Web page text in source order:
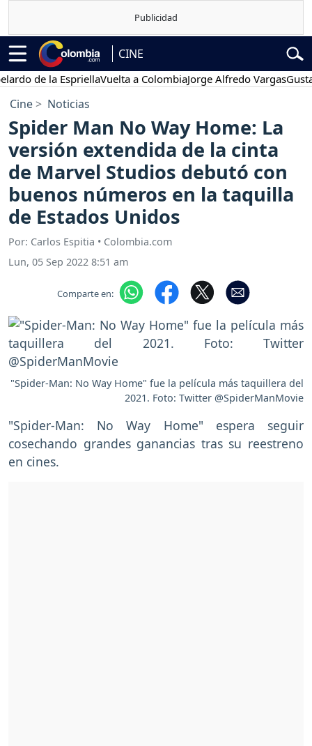
CINE
de la EspriellaVuelta a ColombiaJorge Alfredo VargasGustavo
Cine Noticias
Spider Man No Way Home: La
versión extendida de la cinta
de Marvel Studios debutó con
buenos números en la taquilla
de Estados Unidos
Por: Carlos Espitia • Colombia.com
Lun, 05 Sep 2022 8:51 am
Comparte en:
"Spider-Man: No Way Home" fue la película más taquillera del
2021. Foto: Twitter @SpiderManMovie
"Spider-Man: No Way Home" espera seguir
cosechando grandes ganancias tras su reestreno
en cines.